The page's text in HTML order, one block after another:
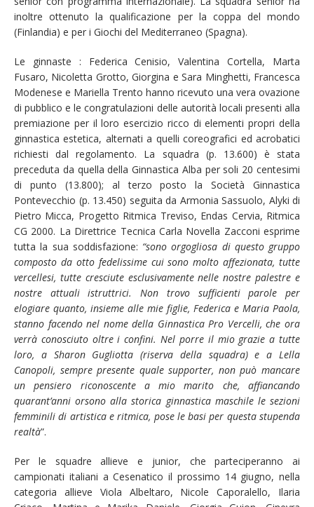
inoltre ottenuto la qualificazione per la coppa del mondo
(Finlandia) e per i Giochi del Mediterraneo (Spagna).
Le ginnaste : Federica Cenisio, Valentina Cortella, Marta
Fusaro, Nicoletta Grotto, Giorgina e Sara Minghetti, Francesca
Modenese e Mariella Trento hanno ricevuto una vera ovazione
di pubblico e le congratulazioni delle autorità locali presenti alla
premiazione per il loro esercizio ricco di elementi propri della
ginnastica estetica, alternati a quelli coreografici ed acrobatici
richiesti dal regolamento. La squadra (p. 13.600) è stata
preceduta da quella della Ginnastica Alba per soli 20 centesimi
di punto (13.800); al terzo posto la Società Ginnastica
Pontevecchio (p. 13.450) seguita da Armonia Sassuolo, Alyki di
Pietro Micca, Progetto Ritmica Treviso, Endas Cervia, Ritmica
CG 2000. La Direttrice Tecnica Carla Novella Zacconi esprime
tutta la sua soddisfazione: “sono orgogliosa di questo gruppo
composto da otto fedelissime cui sono molto affezionata, tutte
vercellesi, tutte cresciute esclusivamente nelle nostre palestre e
nostre attuali istruttrici. Non trovo sufficienti parole per
elogiare quanto, insieme alle mie figlie, Federica e Maria Paola,
stanno facendo nel nome della Ginnastica Pro Vercelli, che ora
verrà conosciuto oltre i confini. Nel porre il mio grazie a tutte
loro, a Sharon Gugliotta (riserva della squadra) e a Lella
Canopoli, sempre presente quale supporter, non può mancare
un pensiero riconoscente a mio marito che, affiancando
quarant’anni orsono alla storica ginnastica maschile le sezioni
femminili di artistica e ritmica, pose le basi per questa stupenda
realtà”.
Per le squadre allieve e junior, che parteciperanno ai
campionati italiani a Cesenatico il prossimo 14 giugno, nella
categoria allieve Viola Albeltaro, Nicole Caporalello, Ilaria